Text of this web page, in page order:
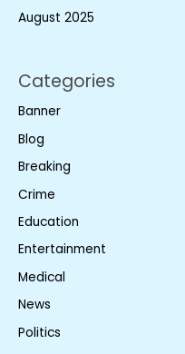
August 2025
Categories
Banner
Blog
Breaking
Crime
Education
Entertainment
Medical
News
Politics